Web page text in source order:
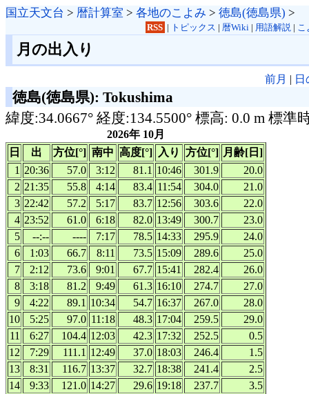
国立天文台 > 暦計算室 > 各地のこよみ > 徳島(徳島県) >
RSS | トピックス | 暦Wiki| 用語解説| こ
月の出入り
前月 |
徳島(徳島県): Tokushima
緯度:34.0667° 経度:134.5500° 標高: 0.0 m 標準
2026年 10月
日
出 方位[°] 南中 高度[°] 入り 方位[°] 月齢[日]
1 20:36 57.0 3:12 81.1 10:46 301.9
20.0
2 21:35 55.8 4:14 83.4 11:54 304.0
21.0
3 22:42 57.2 5:17 83.7 12:56 303.6
22.0
4 23:52 61.0 6:18 82.0 13:49 300.7
23.0
5
--:-- ---- 7:17 78.5 14:33 295.9
24.0
6
1:03 66.7 8:11 73.5 15:09 289.6
25.0
7
2:12 73.6 9:01 67.7 15:41 282.4
26.0
8
3:18 81.2 9:49 61.3 16:10 274.7
27.0
9
4:22 89.1 10:34 54.7 16:37 267.0
28.0
10
5:25 97.0 11:18 48.3 17:04 259.5
29.0
11
6:27 104.4 12:03 42.3 17:32 252.5
0.5
12
7:29 111.1 12:49 37.0 18:03 246.4
1.5
13
8:31 116.7 13:37 32.7 18:38 241.4
2.5
14
9:33 121.0 14:27 29.6 19:18 237.7
3.5